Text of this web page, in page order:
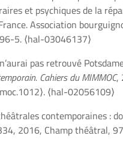
et psychiques de la
Association
5. ⟨hal-03046137⟩
pas retrouvé
Cahiers du MIMMOC,
. ⟨hal-02056109⟩
contemporaines :
2016, Champ théâtral,